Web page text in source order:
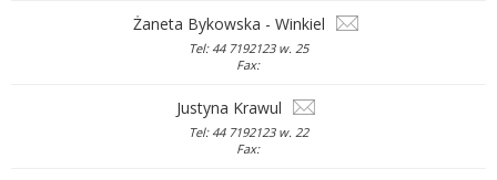
Żaneta Bykowska - Winkiel
Tel: 44 7192123 w. 25
Fax:
Justyna Krawul
Tel: 44 7192123 w. 22
Fax: